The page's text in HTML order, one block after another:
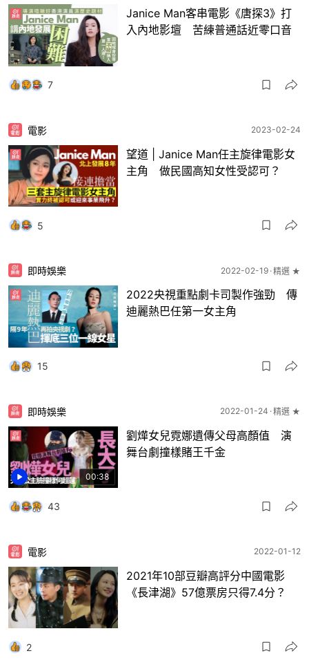
Janice Man客串電影《唐探3》打
入內地影壇 苦練普通話近零口音
7
電影 2023-02-24
望道 | Janice Man任主旋律電影女
主角 做民國高知女性受認可？
5
即時娛樂 2022-02-19 精選 ★
2022央視重點劇卡司製作強勁 傳
迪麗熱巴任第一女主角
15
00:38
即時娛樂 2022-01-24 精選 ★
劉燁女兒霓娜遺傳父母高顏值 演
舞台劇撞樣賭王千金
43
電影 2022-01-12
2021年10部豆瓣高評分中國電影
《長津湖》57億票房只得7.4分？
2